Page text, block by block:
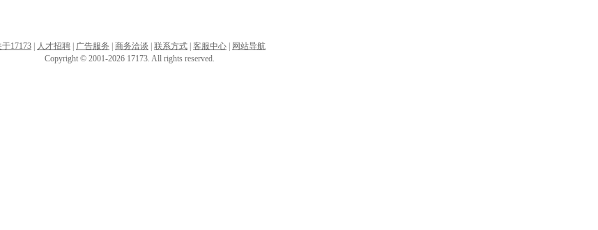
于17173 人才招聘 广告服务 商务洽谈 联系方式 客服中心
网站导航
Copyright © 2001-2026 17173. All rights reserved.